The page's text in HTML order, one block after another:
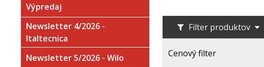
Filter produktov
Cenový filter
Výpredaj
Newsletter 4/2026 -
Italtecnica
Newsletter 5/2026 - Wilo